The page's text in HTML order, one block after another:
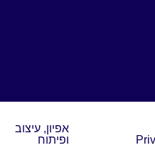
אפיון, עיצוב
ופיתוח